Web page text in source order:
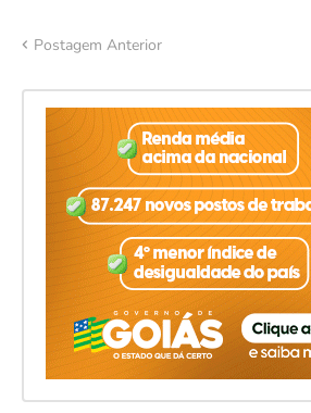
Postagem Anterior